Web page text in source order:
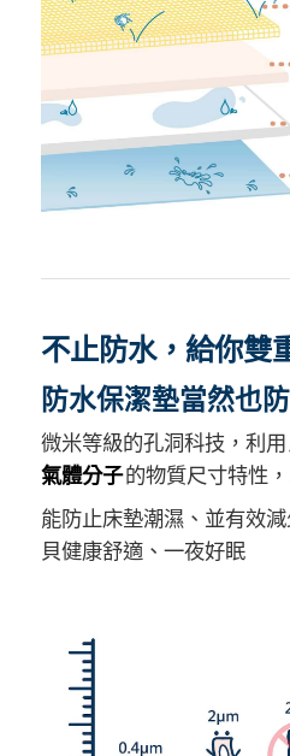
不止防水，給你雙
防水保潔墊當然也
微米等級的孔洞科技，利用
氣體分子的物質尺寸特性
能防止床墊潮濕、並有效
貝健康舒適、一夜好眠